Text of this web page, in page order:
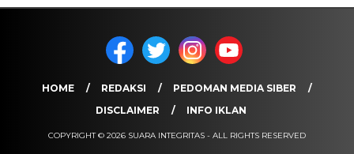
HOME REDAKSI
PEDOMAN MEDIA SIBER
DISCLAIMER
INFO IKLAN
COPYRIGHT © 2026 SUARA INTEGRITAS - ALL RIGHTS RESERVED